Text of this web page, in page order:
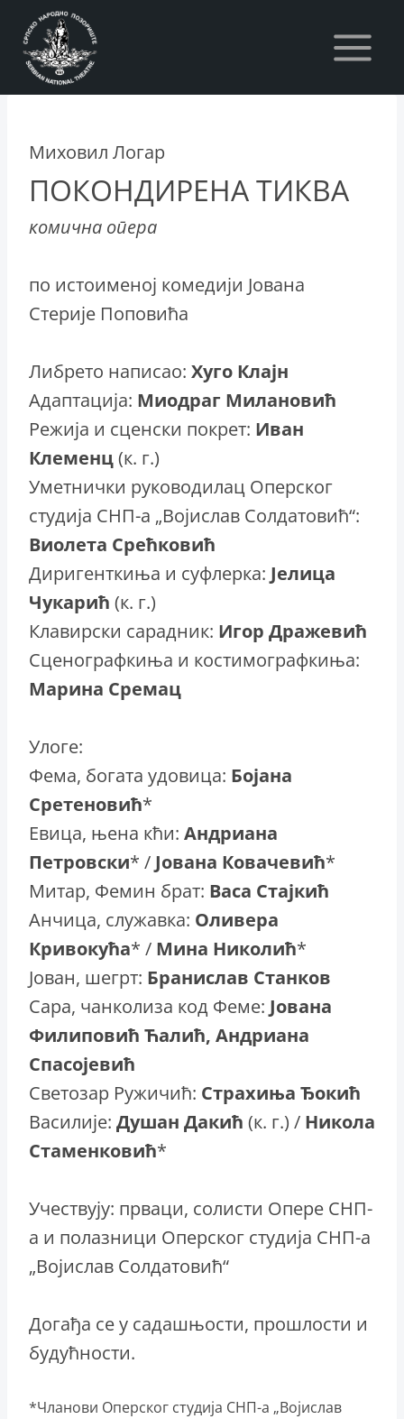
content
Миховил Логар
ПОКОНДИРЕНА ТИКВА
комична опера
по истоименој комедији Јована
Стерије Поповића
Либрето написао: Хуго Клајн
Адаптација: Миодраг Милановић
Режија и сценски покрет: Иван
Клеменц(к. г.)
Уметнички руководилац Оперског
студија СНП-а „Војислав Солдатовић“:
Виолета Срећковић
Диригенткиња и суфлерка: Јелица
Чукарић (к. г.)
Клавирски сарадник: Игор Дражевић
Сценографкиња и костимографкиња:
Марина Сремац
Улоге:
Фема, богата удовица: Бојана
Сретеновић*
Евица, њена кћи: Андриана
Петровски* / Јована Ковачевић*
Митар, Фемин брат: Васа Стајкић
Анчица, служавка: Оливера
Кривокућа* / Мина Николић*
Јован, шегрт: Бранислав Станков
Сара, чанколиза код Феме: Јована
Филиповић Ћалић, Андриана
Спасојевић
Светозар Ружичић: Страхиња Ђокић
Василије: Душан Дакић (к. г.) / Никола
Стаменковић*
Учествују: прваци, солисти Опере СНП-
а и полазници Оперског студија СНП-а
„Војислав Солдатовић“
Догађа се у садашњости, прошлости и
будућности.
*Чланови Оперског студија СНП-а „Војислав